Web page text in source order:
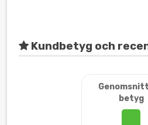
Kundbetyg och
betyg